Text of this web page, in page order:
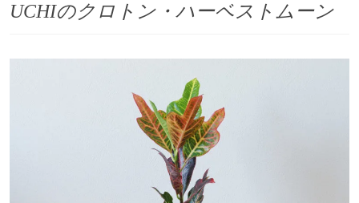
UCHIのクロトン・ハーベストムーン